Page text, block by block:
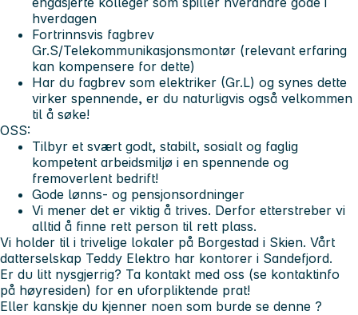
hverdagen
Fortrinnsvis fagbrev
Gr.S/Telekommunikasjonsmontør (relevant erfaring
kan kompensere for dette)
Har du fagbrev som elektriker (Gr.L) og synes dette
virker spennende, er du naturligvis også velkommen
til å søke!
OSS:
Tilbyr et svært godt, stabilt, sosialt og faglig
kompetent arbeidsmiljø i en spennende og
fremoverlent bedrift!
Gode lønns- og pensjonsordninger
Vi mener det er viktig å trives. Derfor etterstreber vi
alltid å finne rett person til rett plass.
Vi holder til i trivelige lokaler på Borgestad i Skien. Vårt
datterselskap Teddy Elektro har kontorer i Sandefjord.
Er du litt nysgjerrig? Ta kontakt med oss (se kontaktinfo
på høyresiden) for en uforpliktende prat!
Eller kanskje du kjenner noen som burde se denne ?